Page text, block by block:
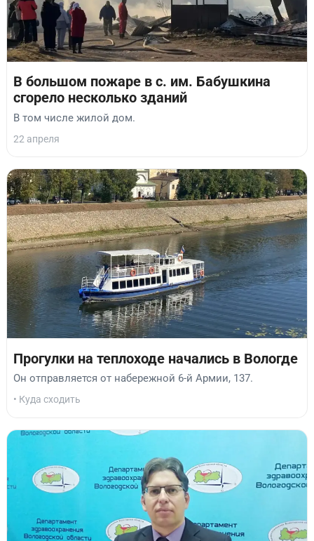
В большом пожаре в с. им. Бабушкина
сгорело несколько зданий
В том числе жилой дом.
22 апреля
Прогулки на теплоходе начались в Вологде
Он отправляется от набережной 6-й Армии, 137.
• Куда сходить